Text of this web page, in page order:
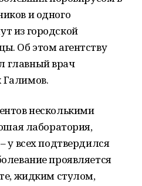
и одного
из городской
Об этом агентству
главный врач
несколькими
лаборатория,
у всех подтвердился
проявляется
жидким стулом,